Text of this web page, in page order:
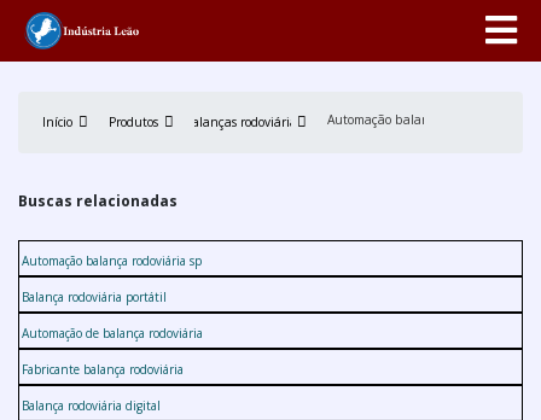
Início Produtos Balanças rodoviárias Automação balança rodoviária sp
Buscas relacionadas
Automação balança rodoviária sp
Balança rodoviária portátil
Automação de balança rodoviária
Fabricante balança rodoviária
Balança rodoviária digital